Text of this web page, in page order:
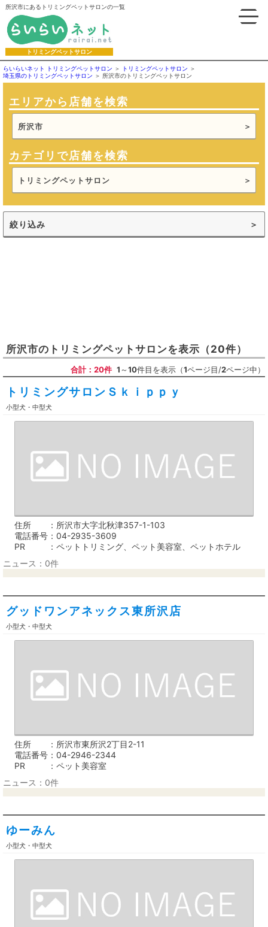
所沢市にあるトリミングペットサロンの一覧
トリミングペットサロン
らいらいネット トリミングペットサロン
トリミングペットサロン
埼玉県のトリミングペットサロン
所沢市のトリミングペットサロン
エリアから店舗を検索
所沢市
カテゴリで店舗を検索
トリミングペットサロン
絞り込み
所沢市の トリミングペットサロンを表示 （20件）
合計：20件 1～10件目を表示（1ページ目/2ページ中）
トリミングサロンＳｋｉｐｐｙ
小型犬・中型犬
住所
所沢市大字北秋津357-1-103
電話番号
04-2935-3609
PR
ペットトリミング、ペット美容室、ペットホテル
ニュース：0件
グッドワンアネックス東所沢店
小型犬・中型犬
住所
所沢市東所沢2丁目2-11
電話番号
04-2946-2344
PR
ペット美容室
ニュース：0件
ゆーみん
小型犬・中型犬